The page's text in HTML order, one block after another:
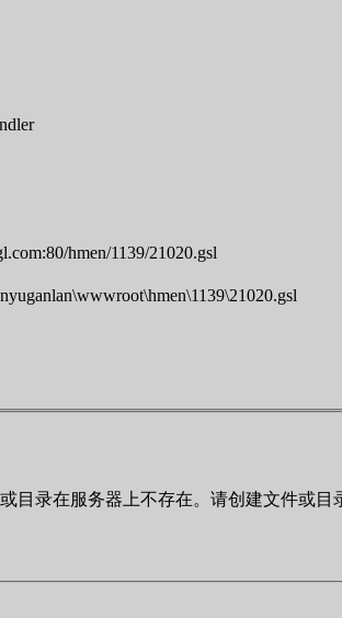
hmen/1139/21020.gsl
目录在服务器上不存在。请创建文件或目